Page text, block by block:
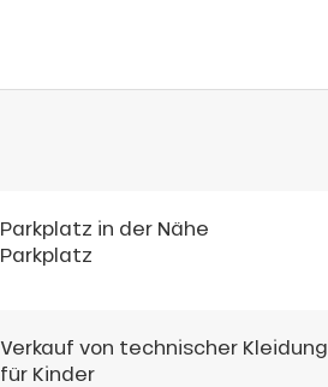
Parkplatz in der Nähe
Parkplatz
Verkauf von technischer Kleidung
für Kinder